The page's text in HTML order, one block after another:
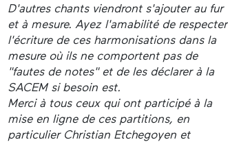
D'autres chants viendront s'ajouter au fur
et à mesure. Ayez l'amabilité de respecter
l'écriture de ces harmonisations dans la
mesure où ils ne comportent pas de
"fautes de notes" et de les déclarer à la
SACEM si besoin est.
Merci à tous ceux qui ont participé à la
mise en ligne de ces partitions, en
particulier Christian Etchegoyen et